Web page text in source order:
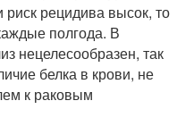
рецидива высок, то
полгода. В
нецелесообразен, так
белка в крови, не
к раковым